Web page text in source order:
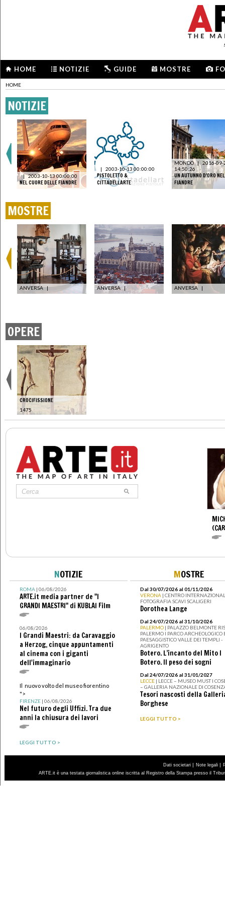
HOME NOTIZIE GUIDE MOSTRE
HOME
NOTIZIE
| 2003-10-13 00:00:00
NEL CUORE DELLE FIANDRE
| 2003-10-13 00:00:00
PISTOLETTO &
CITTADELLARTE
MONDO | 2016-09-
14:50:26
UN AUTUNNO D'ORO
FIANDRE
MOSTRE
ANVERSA | ANVERSA | ANVERSA |
OPERE
CROCIFISSIONE
1475
NOTIZIE
ROMA| 06/08/2026
ARTE.it media partner de "I
GRANDI MAESTRI" di KUBLAI Film
06/08/2026
I Grandi Maestri: da Caravaggio
a Herzog, cinque appuntamenti
al cinema con i giganti
dell'immaginario
Il nuovo volto del museo fiorentino
">
FIRENZE| 06/08/2026
Nel futuro degli Uffizi. Tra due
anni la chiusura dei lavori
LEGGI TUTTO >
MOSTRE
Dal 30/07/2026 al 01/11/2026
VERONA | CENTRO
FOTOGRAFIA SCAVI SCALIGERI
Dorothea Lange
Dal 24/07/2026 al 31/10/2026
PALERMO | PALAZZO BELMONTE
PALERMO I PARCO ARCHEOLOGICO
PAESAGGISTICO VALLE DEI TEMPLI -
AGRIGENTO
Botero. L’incanto del Mito I
Botero. Il peso dei sogni
Dal 24/07/2026 al 31/01/2027
LECCE | LECCE – MUSEO MUST I
– GALLERIA NAZIONALE DI
Tesori nascosti della
Borghese
LEGGI TUTTO >
Dati societari | Note legali |
ARTE.it è una testata giornalistica online iscritta al Registro della Stampa presso il